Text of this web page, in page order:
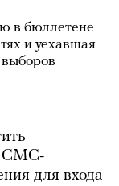
в бюллетене
и уехавшая
СМС-
для входа